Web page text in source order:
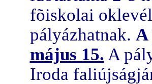
fõiskolai
pályázhatnak. A
május 15. A
Iroda